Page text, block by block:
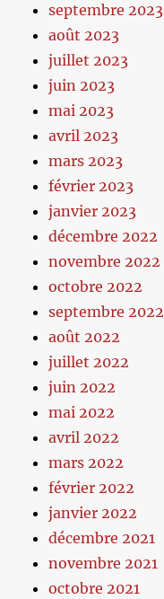
septembre 2023
août 2023
juillet 2023
juin 2023
mai 2023
avril 2023
mars 2023
février 2023
janvier 2023
décembre 2022
novembre 2022
octobre 2022
septembre 2022
août 2022
juillet 2022
juin 2022
mai 2022
avril 2022
mars 2022
février 2022
janvier 2022
décembre 2021
novembre 2021
octobre 2021